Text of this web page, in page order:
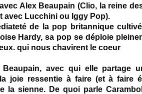
Alex Beaupain (Clio, la reine
avec Lucchini ou Iggy Pop).
de la pop britannique
Hardy, sa pop se déploie
qui nous chavirent le coeur
avec qui elle partage
joie ressentie à faire (et à faire
la sienne. De quoi parle